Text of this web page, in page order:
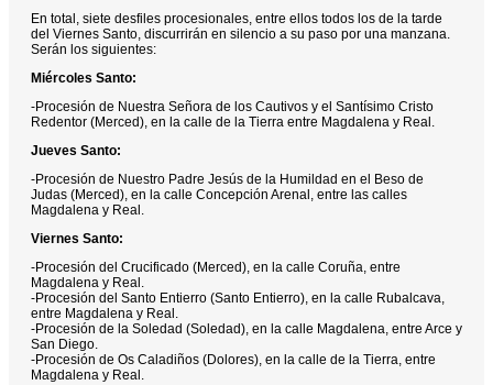
En total, siete desfiles procesionales, entre ellos todos los de la tarde
del Viernes Santo, discurrirán en silencio a su paso por una manzana.
Serán los siguientes:
Miércoles Santo:
-Procesión de Nuestra Señora de los Cautivos y el Santísimo Cristo
Redentor (Merced), en la calle de la Tierra entre Magdalena y Real.
Jueves Santo:
-Procesión de Nuestro Padre Jesús de la Humildad en el Beso de
Judas (Merced), en la calle Concepción Arenal, entre las calles
Magdalena y Real.
Viernes Santo:
-Procesión del Crucificado (Merced), en la calle Coruña, entre
Magdalena y Real.
-Procesión del Santo Entierro (Santo Entierro), en la calle Rubalcava,
entre Magdalena y Real.
-Procesión de la Soledad (Soledad), en la calle Magdalena, entre Arce y
San Diego.
-Procesión de Os Caladiños (Dolores), en la calle de la Tierra, entre
Magdalena y Real.